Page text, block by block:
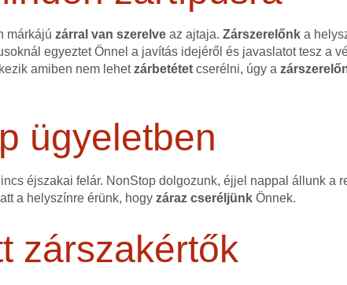
márkájúzárral van szerelve az ajtaja.Zárszerelőnk a
egyeztet Önnel a javítás idejéről és javaslatot tesz a
amiben nem lehetzárbetétet cserélni, úgy a
ügyeletben
éjszakai felár. NonStop dolgozunk, éjjel nappal állunk a
a helyszínre érünk, hogyzáraz cseréljünk Önnek.
zárszakértők